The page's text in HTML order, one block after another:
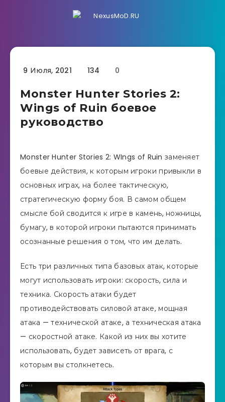
9 Июля, 2021 134 0
Monster Hunter Stories 2:
Wings of Ruin боевое
руководство
Monster Hunter Stories 2: WIngs of Ruin заменяет
боевые действия, к которым игроки привыкли в
основных играх, на более тактическую,
стратегическую форму боя. В самом общем
смысле бой сводится к игре в камень, ножницы,
бумагу, в которой игроки пытаются принимать
осознанные решения о том, что им делать.
Есть три различных типа базовых атак, которые
могут использовать игроки: скорость, сила и
техника. Скорость атаки будет
противодействовать силовой атаке, мощная
атака — технической атаке, а техническая атака
— скоростной атаке. Какой из них вы хотите
использовать, будет зависеть от врага, с
которым вы столкнетесь.